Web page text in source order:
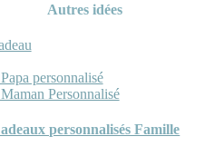
Autres idées
personnalisé
Personnalisé
personnalisés Famille